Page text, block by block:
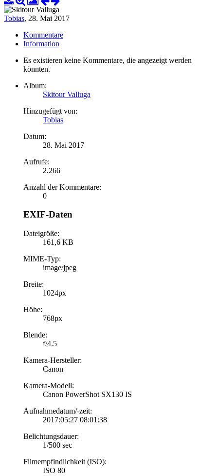
Tobias, 28. Mai 2017
Kommentare
Information
Es existieren keine Kommentare, die angezeigt werden
könnten.
Album:
Skitour Valluga
Hinzugefügt von:
Tobias
Datum:
28. Mai 2017
Aufrufe:
2.266
Anzahl der Kommentare:
0
EXIF-Daten
Dateigröße:
161,6 KB
MIME-Typ:
image/jpeg
Breite:
1024px
Höhe:
768px
Blende:
f/4.5
Kamera-Hersteller:
Canon
Kamera-Modell:
Canon PowerShot SX130 IS
Aufnahmedatum/-zeit:
2017:05:27 08:01:38
Belichtungsdauer:
1/500 sec
Filmempfindlichkeit (ISO):
ISO 80